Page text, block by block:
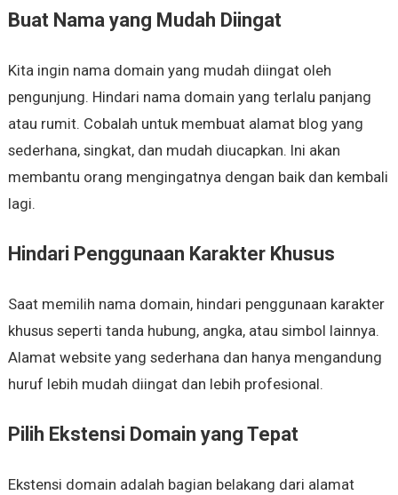
Buat Nama yang Mudah Diingat
Kita ingin nama domain yang mudah diingat oleh
pengunjung. Hindari nama domain yang terlalu panjang
atau rumit. Cobalah untuk membuat alamat blog yang
sederhana, singkat, dan mudah diucapkan. Ini akan
membantu orang mengingatnya dengan baik dan kembali
lagi.
Hindari Penggunaan Karakter Khusus
Saat memilih nama domain, hindari penggunaan karakter
khusus seperti tanda hubung, angka, atau simbol lainnya.
Alamat website yang sederhana dan hanya mengandung
huruf lebih mudah diingat dan lebih profesional.
Pilih Ekstensi Domain yang Tepat
Ekstensi domain adalah bagian belakang dari alamat